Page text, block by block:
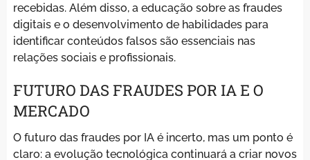
recebidas. Além disso, a educação sobre as fraudes
digitais e o desenvolvimento de habilidades para
identificar conteúdos falsos são essenciais nas
relações sociais e profissionais.
FUTURO DAS FRAUDES POR IA E O
MERCADO
O futuro das fraudes por IA é incerto, mas um ponto é
claro: a evolução tecnológica continuará a criar novos